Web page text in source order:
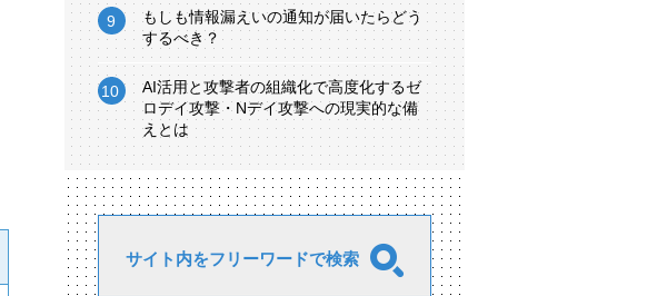
もしも情報漏えいの通知が届いたらどう
するべき？
AI活用と攻撃者の組織化で高度化するゼ
ロデイ攻撃・Nデイ攻撃への現実的な備
えとは
サイト内をフリーワードで検索